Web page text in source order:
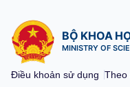
BỘ KHOA
MINISTRY OF
Điều khoản sử dụng Theo